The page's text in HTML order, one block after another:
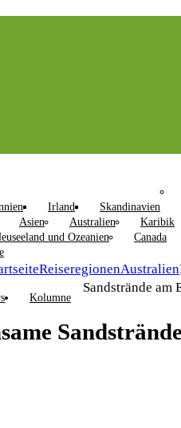
Irland Skandinavien
Asien Australien
Karibik
und Ozeanien
Canada
Kolumne
ReiseregionenAustralien
Sandstrände am